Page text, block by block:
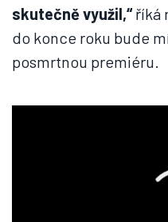
skutečně využil,“říká
do konce roku bude
posmrtnou premiéru.